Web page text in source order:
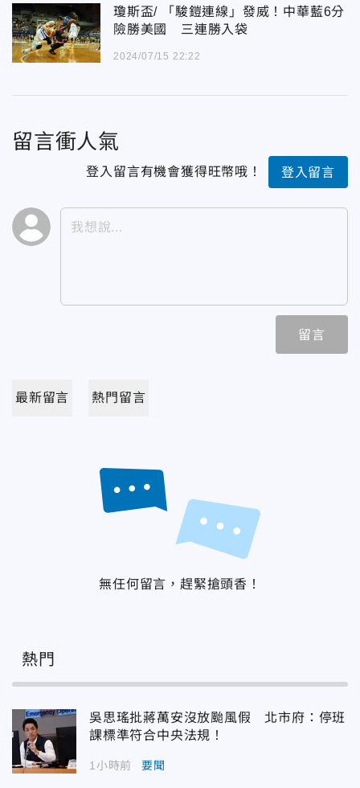
瓊斯盃/ 「駿鎧連線」發威！中華藍6分
險勝美國 三連勝入袋
2024/07/15 22:22
留言衝人氣
登入留言有機會獲得旺幣哦！ 登入留言
留言
最新留言 熱門留言
無任何留言，趕緊搶頭香！
熱門
吳思瑤批蔣萬安沒放颱風假 北市府：停班
課標準符合中央法規！
1小時前 要聞